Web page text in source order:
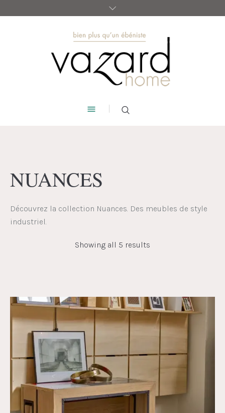
NUANCES
Découvrez la collection Nuances. Des meubles de style
industriel.
Showing all 5 results